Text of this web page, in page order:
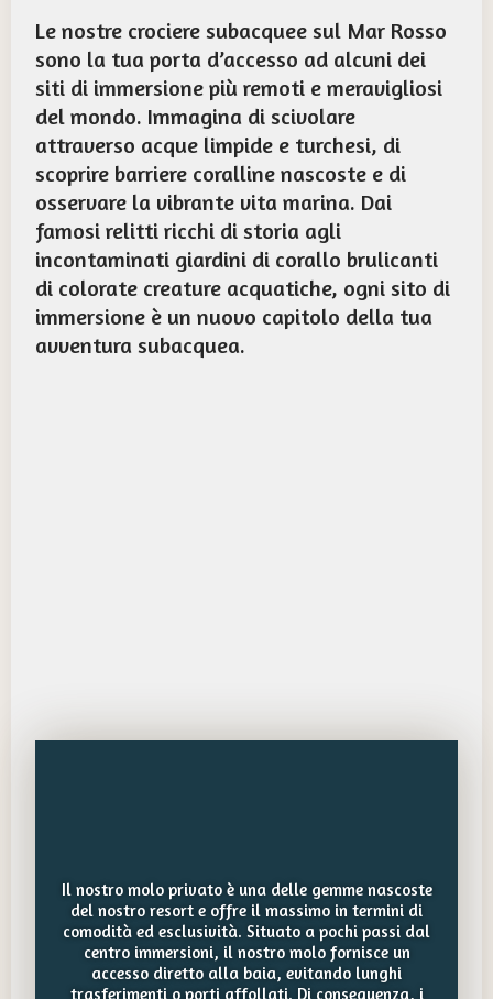
Le nostre crociere subacquee sul Mar Rosso
sono la tua porta d’accesso ad alcuni dei
siti di immersione più remoti e meravigliosi
del mondo. Immagina di scivolare
attraverso acque limpide e turchesi, di
scoprire barriere coralline nascoste e di
osservare la vibrante vita marina. Dai
famosi relitti ricchi di storia agli
incontaminati giardini di corallo brulicanti
di colorate creature acquatiche, ogni sito di
immersione è un nuovo capitolo della tua
avventura subacquea.
Il nostro molo privato è una delle gemme nascoste
del nostro resort e offre il massimo in termini di
comodità ed esclusività. Situato a pochi passi dal
centro immersioni, il nostro molo fornisce un
accesso diretto alla baia, evitando lunghi
trasferimenti o porti affollati. Di conseguenza, i